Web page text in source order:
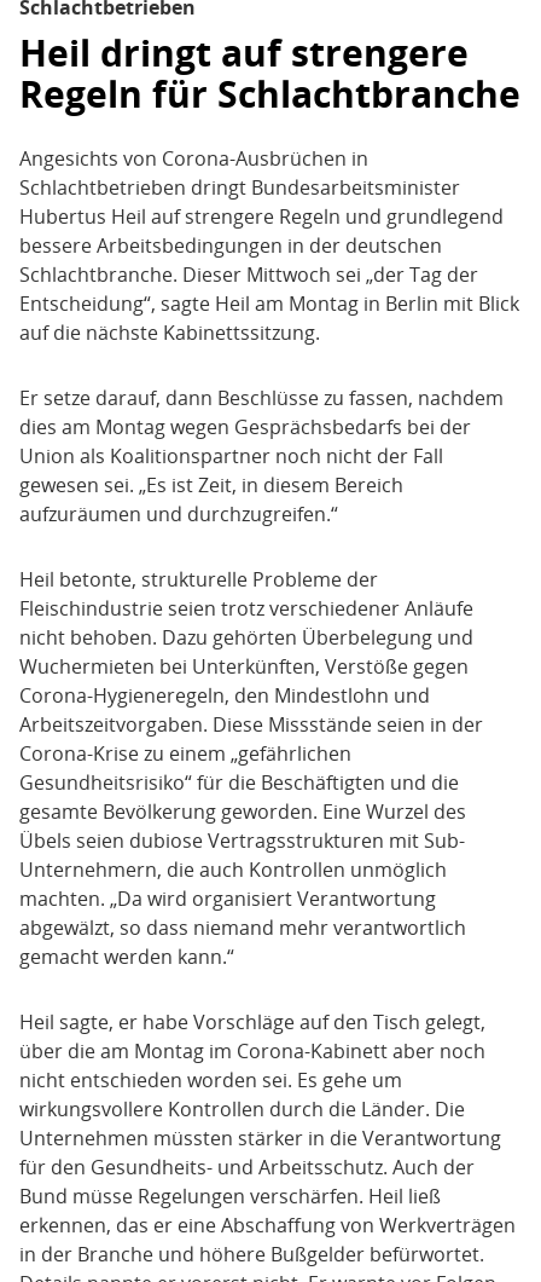
Schlachtbetrieben
Heil dringt auf strengere
Regeln für Schlachtbranche
Angesichts von Corona-Ausbrüchen in
Schlachtbetrieben dringt Bundesarbeitsminister
Hubertus Heil auf strengere Regeln und grundlegend
bessere Arbeitsbedingungen in der deutschen
Schlachtbranche. Dieser Mittwoch sei „der Tag der
Entscheidung“, sagte Heil am Montag in Berlin mit Blick
auf die nächste Kabinettssitzung.
Er setze darauf, dann Beschlüsse zu fassen, nachdem
dies am Montag wegen Gesprächsbedarfs bei der
Union als Koalitionspartner noch nicht der Fall
gewesen sei. „Es ist Zeit, in diesem Bereich
aufzuräumen und durchzugreifen.“
Heil betonte, strukturelle Probleme der
Fleischindustrie seien trotz verschiedener Anläufe
nicht behoben. Dazu gehörten Überbelegung und
Wuchermieten bei Unterkünften, Verstöße gegen
Corona-Hygieneregeln, den Mindestlohn und
Arbeitszeitvorgaben. Diese Missstände seien in der
Corona-Krise zu einem „gefährlichen
Gesundheitsrisiko“ für die Beschäftigten und die
gesamte Bevölkerung geworden. Eine Wurzel des
Übels seien dubiose Vertragsstrukturen mit Sub-
Unternehmern, die auch Kontrollen unmöglich
machten. „Da wird organisiert Verantwortung
abgewälzt, so dass niemand mehr verantwortlich
gemacht werden kann.“
Heil sagte, er habe Vorschläge auf den Tisch gelegt,
über die am Montag im Corona-Kabinett aber noch
nicht entschieden worden sei. Es gehe um
wirkungsvollere Kontrollen durch die Länder. Die
Unternehmen müssten stärker in die Verantwortung
für den Gesundheits- und Arbeitsschutz. Auch der
Bund müsse Regelungen verschärfen. Heil ließ
erkennen, das er eine Abschaffung von Werkverträgen
in der Branche und höhere Bußgelder befürwortet.